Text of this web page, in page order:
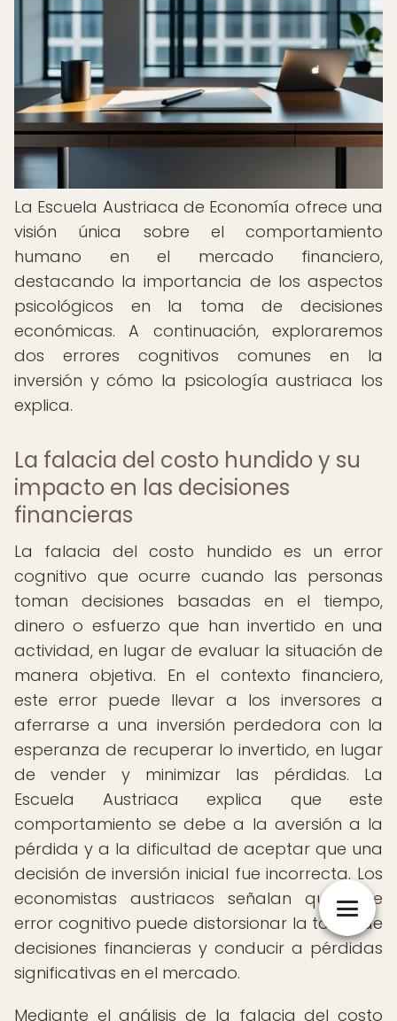
La Escuela Austriaca de Economía ofrece una
visión única sobre el comportamiento
humano en el mercado financiero,
destacando la importancia de los aspectos
psicológicos en la toma de decisiones
económicas. A continuación, exploraremos
dos errores cognitivos comunes en la
inversión y cómo la psicología austriaca los
explica.
La falacia del costo hundido y su
impacto en las decisiones
financieras
La falacia del costo hundido es un error
cognitivo que ocurre cuando las personas
toman decisiones basadas en el tiempo,
dinero o esfuerzo que han invertido en una
actividad, en lugar de evaluar la situación de
manera objetiva. En el contexto financiero,
este error puede llevar a los inversores a
aferrarse a una inversión perdedora con la
esperanza de recuperar lo invertido, en lugar
de vender y minimizar las pérdidas. La
Escuela Austriaca explica que este
comportamiento se debe a la aversión a la
pérdida y a la dificultad de aceptar que una
decisión de inversión inicial fue incorrecta. Los
economistas austriacos señalan que este
error cognitivo puede distorsionar la toma de
decisiones financieras y conducir a pérdidas
significativas en el mercado.
Mediante el análisis de la falacia del costo